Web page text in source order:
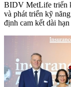
BIDV MetLife triển
và phát triển kỹ
định cam kết dài